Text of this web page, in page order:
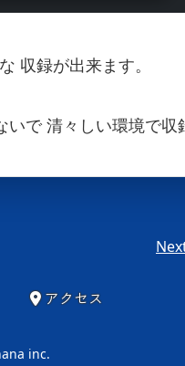
収録が出来ます。
で 清々しい環境で収
アクセス
inc.